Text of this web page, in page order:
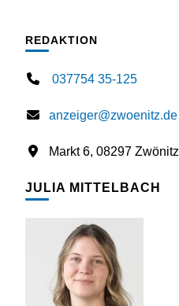
REDAKTION
037754 35-125
anzeiger@zwoenitz.de
Markt 6, 08297 Zwönitz
JULIA MITTELBACH